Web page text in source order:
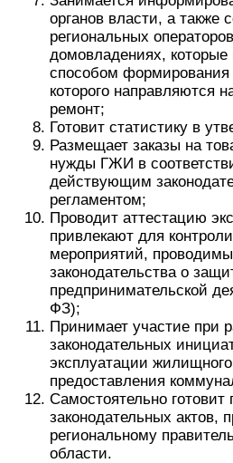
органов власти, а также
региональных
домовладениях,
способом
которого направляются
ремонт;
Готовит статистику в
Размещает заказы на
нужды ГЖИ в
действующим
регламентом;
Проводит аттестацию
привлекают для
мероприятий,
законодательства о
предпринимательской
ФЗ);
Принимает участие при
законодательных
эксплуатации
предоставления
Самостоятельно готовит
законодательных актов,
региональному
области.